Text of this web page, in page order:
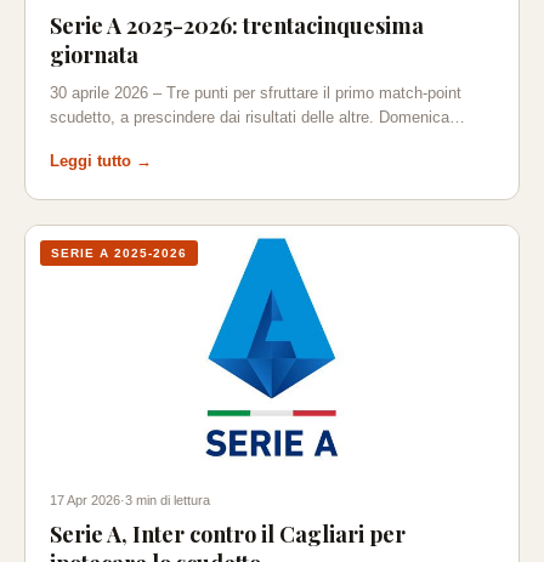
Serie A 2025-2026: trentacinquesima
giornata
30 aprile 2026 – Tre punti per sfruttare il primo match-point
scudetto, a prescindere dai risultati delle altre. Domenica…
Leggi tutto →
SERIE A 2025-2026
17 Apr 2026·3 min di lettura
Serie A, Inter contro il Cagliari per